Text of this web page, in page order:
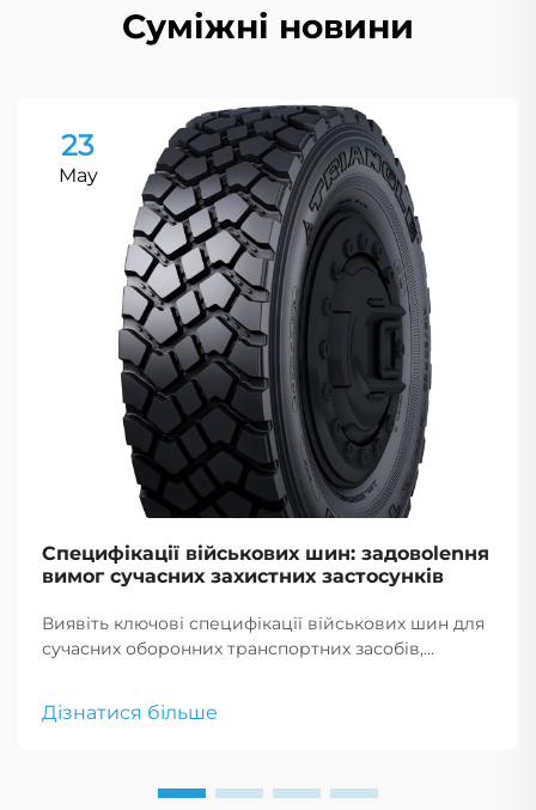
Суміжні новини
23
May
Специфікації військових шин: задовolenня
вимог сучасних захистних застосунків
Виявіть ключові специфікації військових шин для
сучасних оборонних транспортних засобів,
матеріали. Отримайте інформацію про розгляди
Дізнатися більше